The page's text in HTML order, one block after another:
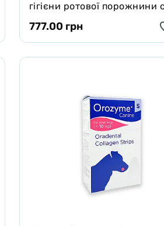
гігієни ротової порожнини
L (від 30 кг)
777.00 грн